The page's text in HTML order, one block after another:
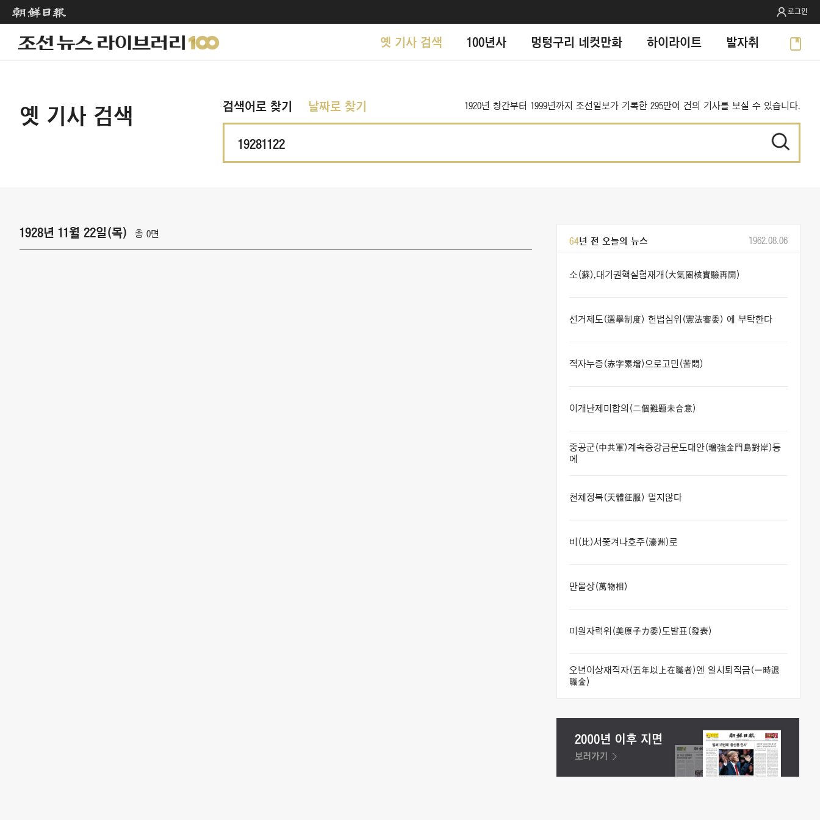
로그인
옛 기사 검색 100년사 멍텅구리 네컷만화 하이라이트 발자취
옛 기사 검색 검색어로 찾기 날짜로 찾기 1920년 창간부터 1999년까지 조선일보가 기록한 295만여 건의 기사를 보실 수 있습니다.
1928년 11월 22일(목) 총 0면
64년 전 오늘의 뉴스 1962.08.06
소(蘇),대기권핵실험재개(大氣圈核實驗再開)
선거제도(選擧制度) 헌법심위(憲法審委) 에 부탁한다
적자누증(赤字累增)으로고민(苦悶)
이개난제미합의(二個難題未合意)
중공군(中共軍)계속증강금문도대안(增強金門島對岸)등
에
천체정복(天體征服) 멀지않다
비(比)서쫓겨나호주(濠洲)로
만물상(萬物相)
미원자력위(美原子力委)도발표(發表)
오년이상재직자(五年以上在職者)엔 일시퇴직금(一時退
職金)